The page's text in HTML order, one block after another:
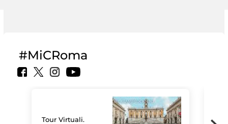
#MiCRoma
Tour Virtuali.